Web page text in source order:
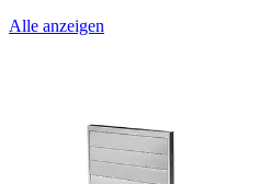
Alle anzeigen